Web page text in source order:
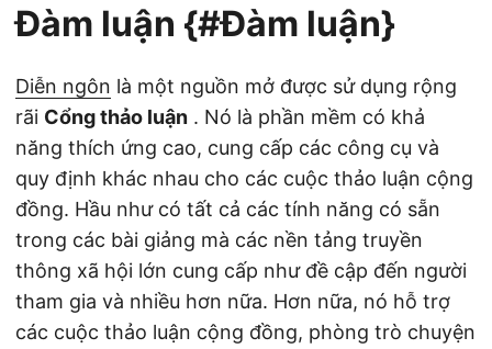
Đàm luận {#Đàm luận}
Diễn ngôn là một nguồn mở được sử dụng rộng
rãi Cổng thảo luận . Nó là phần mềm có khả
năng thích ứng cao, cung cấp các công cụ và
quy định khác nhau cho các cuộc thảo luận cộng
đồng. Hầu như có tất cả các tính năng có sẵn
trong các bài giảng mà các nền tảng truyền
thông xã hội lớn cung cấp như đề cập đến người
tham gia và nhiều hơn nữa. Hơn nữa, nó hỗ trợ
các cuộc thảo luận cộng đồng, phòng trò chuyện